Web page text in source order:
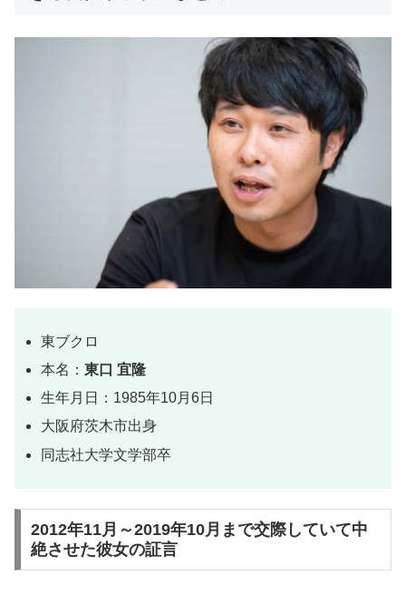
東ブクロ
本名：東口 宜隆
生年月日：1985年10月6日
大阪府茨木市出身
同志社大学文学部卒
2012年11月～2019年10月まで交際していて中
絶させた彼女の証言